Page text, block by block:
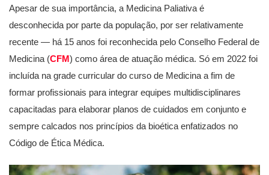
Apesar de sua importância, a Medicina Paliativa é
desconhecida por parte da população, por ser relativamente
recente — há 15 anos foi reconhecida pelo Conselho Federal de
Medicina (CFM) como área de atuação médica. Só em 2022 foi
incluída na grade curricular do curso de Medicina a fim de
formar profissionais para integrar equipes multidisciplinares
capacitadas para elaborar planos de cuidados em conjunto e
sempre calcados nos princípios da bioética enfatizados no
Código de Ética Médica.